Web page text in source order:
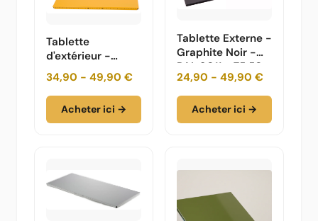
Tablette
d'extérieur -
jaune d'or - RAL
1004 - 75 50 35
cm
34,90 - 49,90 €
Acheter ici →
Tablette Externe -
Graphite Noir -
RAL 9011 - 75 50
35 cm
24,90 - 49,90 €
Acheter ici →